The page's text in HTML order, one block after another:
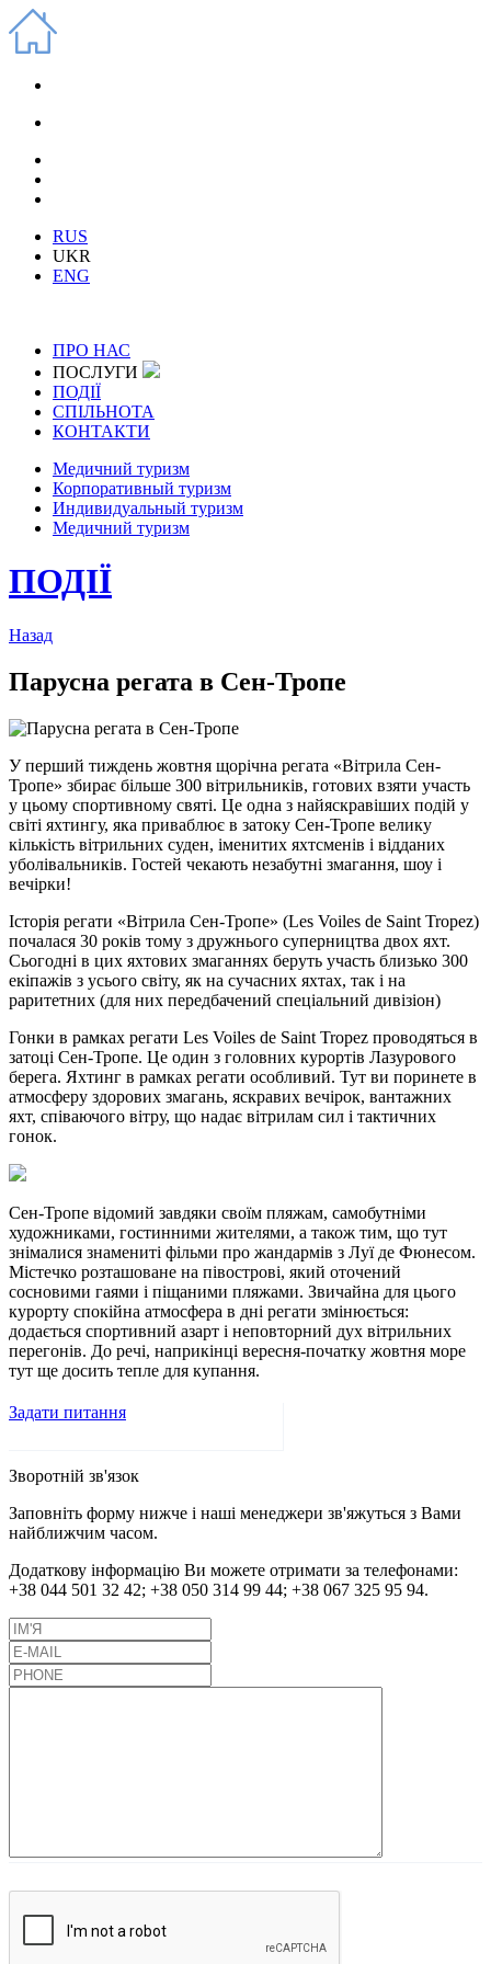
RUS
UKR
ENG
ПРО НАС
ПОСЛУГИ
ПОДІЇ
СПІЛЬНОТА
КОНТАКТИ
Медичний туризм
Корпоративный туризм
Индивидуальный туризм
Медичний туризм
ПОДІЇ
Назад
Парусна регата в Сен-Тропе
У перший тиждень жовтня щорічна регата «Вітрила Сен-
Тропе» збирає більше 300 вітрильників, готових взяти участь
у цьому спортивному святі. Це одна з найяскравіших подій у
світі яхтингу, яка приваблює в затоку Сен-Тропе велику
кількість вітрильних суден, іменитих яхтсменів і відданих
уболівальників. Гостей чекають незабутні змагання, шоу і
вечірки!
Історія регати «Вітрила Сен-Тропе» (Les Voiles de Saint Tropez)
почалася 30 років тому з дружнього суперництва двох яхт.
Сьогодні в цих яхтових змаганнях беруть участь близько 300
екіпажів з усього світу, як на сучасних яхтах, так і на
раритетних (для них передбачений спеціальний дивізіон)
Гонки в рамках регати Les Voiles de Saint Tropez проводяться в
затоці Сен-Тропе. Це один з головних курортів Лазурового
берега. Яхтинг в рамках регати особливий. Тут ви поринете в
атмосферу здорових змагань, яскравих вечірок, вантажних
яхт, співаючого вітру, що надає вітрилам сил і тактичних
гонок.
Сен-Тропе відомий завдяки своїм пляжам, самобутніми
художниками, гостинними жителями, а також тим, що тут
знімалися знамениті фільми про жандармів з Луї де Фюнесом.
Містечко розташоване на півострові, який оточений
сосновими гаями і піщаними пляжами. Звичайна для цього
курорту спокійна атмосфера в дні регати змінюється:
додається спортивний азарт і неповторний дух вітрильних
перегонів. До речі, наприкінці вересня-початку жовтня море
тут ще досить тепле для купання.
Задати питання
Зворотній зв'язок
Заповніть форму нижче і наші менеджери зв'яжуться з Вами
найближчим часом.
Додаткову інформацію Ви можете отримати за телефонами:
+38 044 501 32 42; +38 050 314 99 44; +38 067 325 95 94.